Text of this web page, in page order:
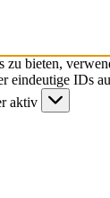
zu bieten,
eindeutige IDs
aktiv